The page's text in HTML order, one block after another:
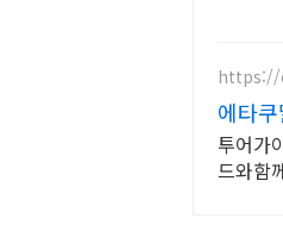
https://
투어가
드와함